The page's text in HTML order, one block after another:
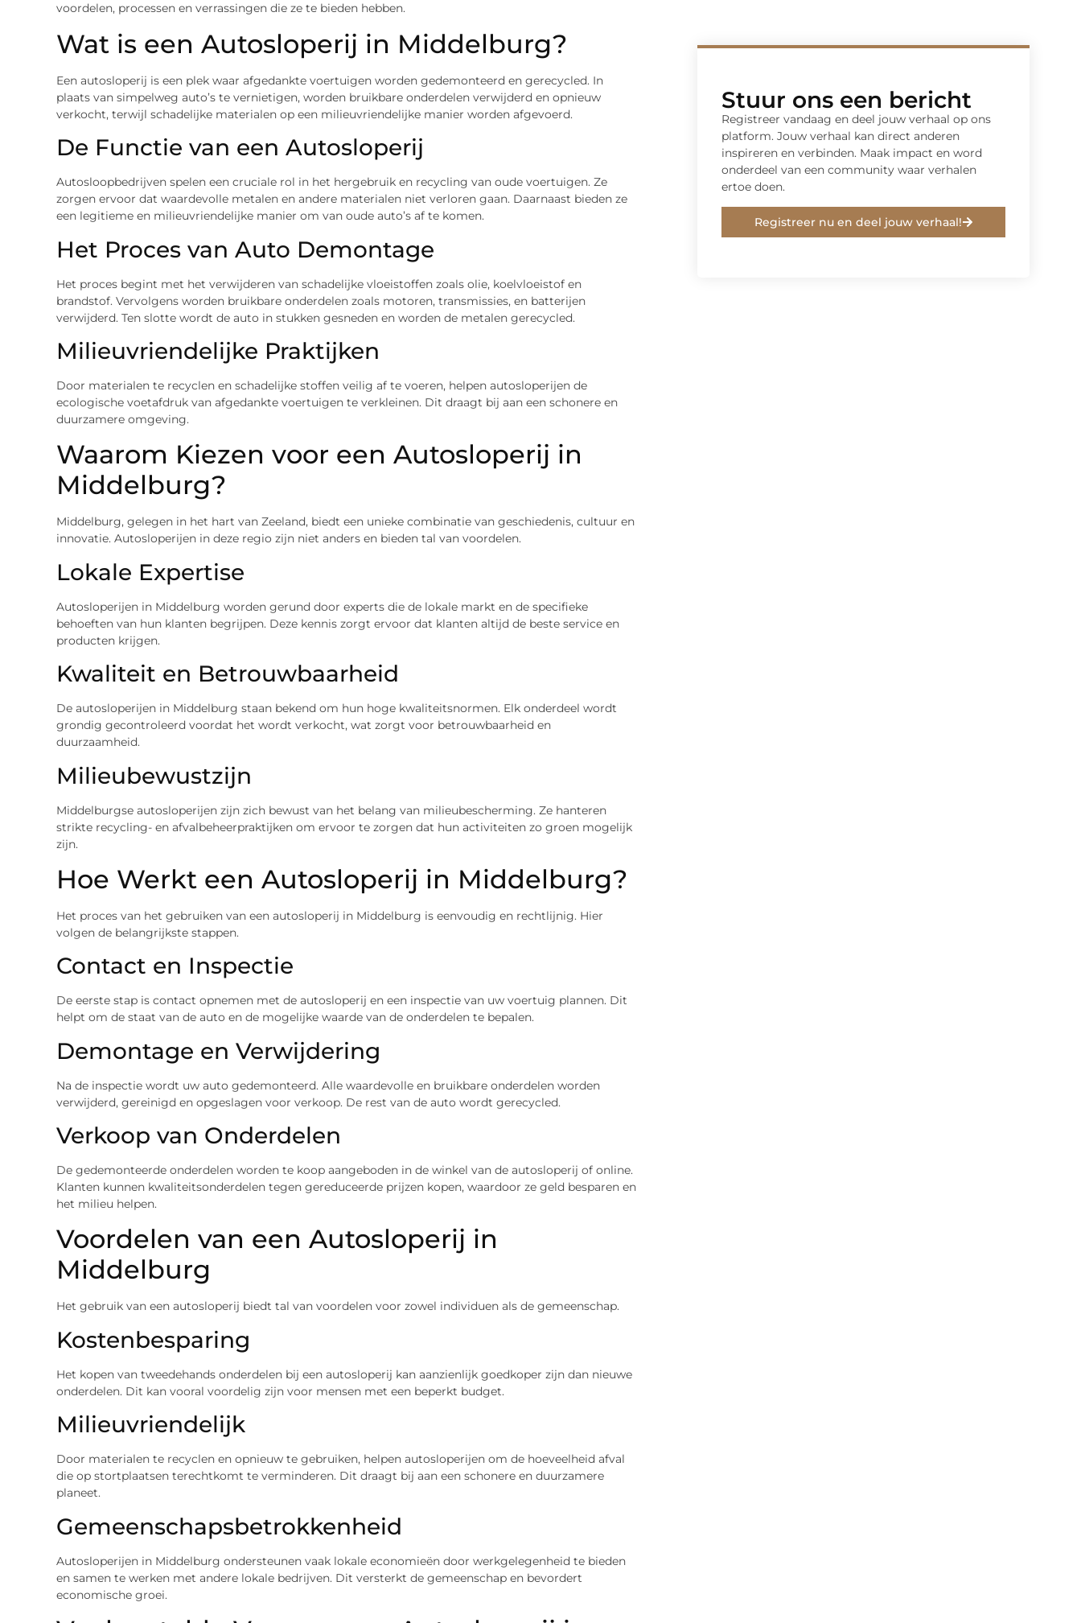
voordelen, processen en verrassingen die ze te bieden hebben.
Wat is een Autosloperij in Middelburg?
Een autosloperij is een plek waar afgedankte voertuigen worden gedemonteerd en gerecycled. In
plaats van simpelweg auto’s te vernietigen, worden bruikbare onderdelen verwijderd en opnieuw
verkocht, terwijl schadelijke materialen op een milieuvriendelijke manier worden afgevoerd.
De Functie van een Autosloperij
Autosloopbedrijven spelen een cruciale rol in het hergebruik en recycling van oude voertuigen. Ze
zorgen ervoor dat waardevolle metalen en andere materialen niet verloren gaan. Daarnaast bieden ze
een legitieme en milieuvriendelijke manier om van oude auto’s af te komen.
Het Proces van Auto Demontage
Het proces begint met het verwijderen van schadelijke vloeistoffen zoals olie, koelvloeistof en
brandstof. Vervolgens worden bruikbare onderdelen zoals motoren, transmissies, en batterijen
verwijderd. Ten slotte wordt de auto in stukken gesneden en worden de metalen gerecycled.
Milieuvriendelijke Praktijken
Door materialen te recyclen en schadelijke stoffen veilig af te voeren, helpen autosloperijen de
ecologische voetafdruk van afgedankte voertuigen te verkleinen. Dit draagt bij aan een schonere en
duurzamere omgeving.
Waarom Kiezen voor een Autosloperij in
Middelburg?
Middelburg, gelegen in het hart van Zeeland, biedt een unieke combinatie van geschiedenis, cultuur en
innovatie. Autosloperijen in deze regio zijn niet anders en bieden tal van voordelen.
Lokale Expertise
Autosloperijen in Middelburg worden gerund door experts die de lokale markt en de specifieke
behoeften van hun klanten begrijpen. Deze kennis zorgt ervoor dat klanten altijd de beste service en
producten krijgen.
Kwaliteit en Betrouwbaarheid
De autosloperijen in Middelburg staan bekend om hun hoge kwaliteitsnormen. Elk onderdeel wordt
grondig gecontroleerd voordat het wordt verkocht, wat zorgt voor betrouwbaarheid en
duurzaamheid.
Milieubewustzijn
Middelburgse autosloperijen zijn zich bewust van het belang van milieubescherming. Ze hanteren
strikte recycling- en afvalbeheerpraktijken om ervoor te zorgen dat hun activiteiten zo groen mogelijk
zijn.
Hoe Werkt een Autosloperij in Middelburg?
Het proces van het gebruiken van een autosloperij in Middelburg is eenvoudig en rechtlijnig. Hier
volgen de belangrijkste stappen.
Contact en Inspectie
De eerste stap is contact opnemen met de autosloperij en een inspectie van uw voertuig plannen. Dit
helpt om de staat van de auto en de mogelijke waarde van de onderdelen te bepalen.
Demontage en Verwijdering
Na de inspectie wordt uw auto gedemonteerd. Alle waardevolle en bruikbare onderdelen worden
verwijderd, gereinigd en opgeslagen voor verkoop. De rest van de auto wordt gerecycled.
Verkoop van Onderdelen
De gedemonteerde onderdelen worden te koop aangeboden in de winkel van de autosloperij of online.
Klanten kunnen kwaliteitsonderdelen tegen gereduceerde prijzen kopen, waardoor ze geld besparen en
het milieu helpen.
Voordelen van een Autosloperij in
Middelburg
Het gebruik van een autosloperij biedt tal van voordelen voor zowel individuen als de gemeenschap.
Kostenbesparing
Het kopen van tweedehands onderdelen bij een autosloperij kan aanzienlijk goedkoper zijn dan nieuwe
onderdelen. Dit kan vooral voordelig zijn voor mensen met een beperkt budget.
Milieuvriendelijk
Door materialen te recyclen en opnieuw te gebruiken, helpen autosloperijen om de hoeveelheid afval
die op stortplaatsen terechtkomt te verminderen. Dit draagt bij aan een schonere en duurzamere
planeet.
Gemeenschapsbetrokkenheid
Autosloperijen in Middelburg ondersteunen vaak lokale economieën door werkgelegenheid te bieden
en samen te werken met andere lokale bedrijven. Dit versterkt de gemeenschap en bevordert
economische groei.
Stuur ons een bericht
Registreer vandaag en deel jouw verhaal op ons
platform. Jouw verhaal kan direct anderen
inspireren en verbinden. Maak impact en word
onderdeel van een community waar verhalen
ertoe doen.
Registreer nu en deel jouw verhaal!